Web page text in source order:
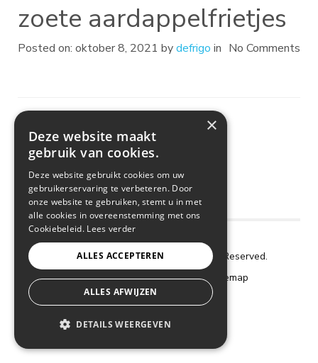
zoete aardappelfrietjes
Posted on: oktober 8, 2021 bydefrigo in No Comments
Copyright © 2018 De Frigo. All Rights Reserved.
Cookie Policy–Privacy Policy–
Sitemap
webdesign by conversal
×
Deze website maakt
gebruik van cookies.
Deze website gebruikt cookies om uw
gebruikerservaring te verbeteren. Door
onze website te gebruiken, stemt u in met
alle cookies in overeenstemming met ons
Cookiebeleid. Lees verder
ALLES ACCEPTEREN
ALLES AFWIJZEN
DETAILS WEERGEVEN
STRIKT NOODZAKELIJK